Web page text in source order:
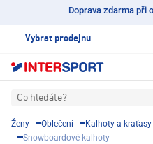
Doprava zdarma při
Vybrat prodejnu
Co hledáte?
Ženy Oblečení Kalhoty a kraťasy
Snowboardové kalhoty